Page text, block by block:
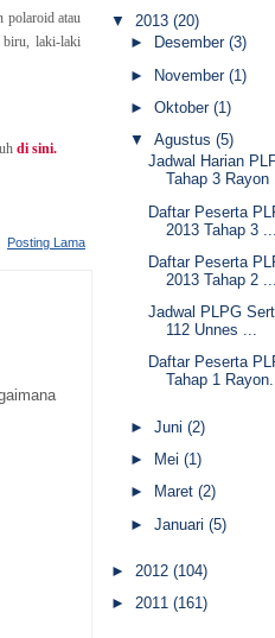
polaroid atau
biru, laki-laki
di sini.
Posting Lama
▼
2013 (20)
►
Desember (3)
► November (1)
► Oktober (1)
▼
Agustus (5)
Jadwal Harian
Tahap 3 Rayon
Daftar Peserta
2013 Tahap 3 ...
Daftar Peserta
2013 Tahap 2 ...
Jadwal PLPG
112 Unnes ...
Daftar Peserta
Tahap 1
► Juni (2)
►
Mei (1)
►
Maret (2)
► Januari (5)
► 2012 (104)
► 2011 (161)